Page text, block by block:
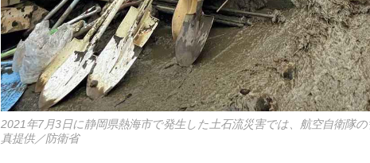
2021年7月3日に静岡県熱海市で発生した土石流災害では、航空自衛隊
真提供／防衛省